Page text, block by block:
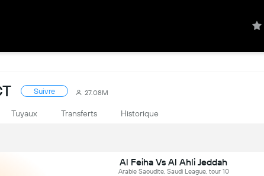
Suivre 27.08M
Tuyaux Transferts Historique
Al Feiha Vs Al Ahli Jeddah
Arabie Saoudite, Saudi League, tour 10